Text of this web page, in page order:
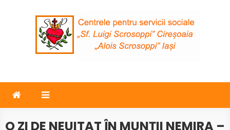
O ZI DE NEUITAT ÎN MUNȚII NEMIRA –